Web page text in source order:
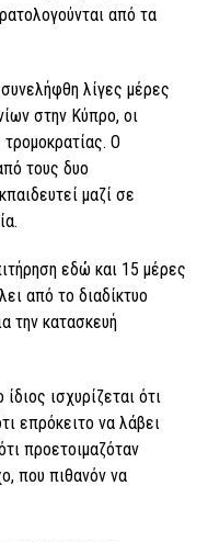
από τα
λίγες μέρες
στην Κύπρο, οι
τρομοκρατίας. Ο
τους δυο
μαζί σε
εδώ και 15 μέρες
από το διαδίκτυο
την κατασκευή
ισχυρίζεται ότι
επρόκειτο να λάβει
προετοιμαζόταν
που πιθανόν να